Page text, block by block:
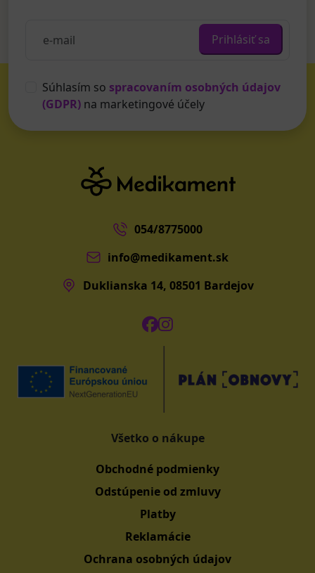
Prihlásiť sa
Súhlasím so spracovaním osobných údajov
(GDPR) na marketingové účely
054/8775000
info@medikament.sk
Duklianska 14, 08501 Bardejov
Všetko o nákupe
Obchodné podmienky
Odstúpenie od zmluvy
Platby
Reklamácie
Ochrana osobných údajov